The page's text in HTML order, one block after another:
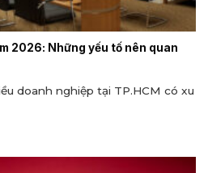
2026: Những yếu tố nên quan
doanh nghiệp tại TP.HCM có xu